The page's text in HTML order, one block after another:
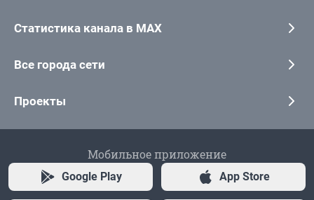
Статистика канала в MAX
Все города сети
Проекты
Мобильное приложение
Google Play App Store